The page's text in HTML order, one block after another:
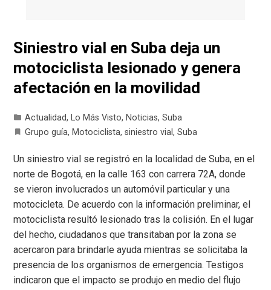
Siniestro vial en Suba deja un
motociclista lesionado y genera
afectación en la movilidad
Actualidad, Lo Más Visto, Noticias,Suba
Grupo guía, Motociclista,siniestro vial,Suba
Un siniestro vial se registró en la localidad de Suba, en el
norte de Bogotá, en la calle 163 con carrera 72A, donde
se vieron involucrados un automóvil particular y una
motocicleta. De acuerdo con la información preliminar, el
motociclista resultó lesionado tras la colisión. En el lugar
del hecho, ciudadanos que transitaban por la zona se
acercaron para brindarle ayuda mientras se solicitaba la
presencia de los organismos de emergencia. Testigos
indicaron que el impacto se produjo en medio del flujo